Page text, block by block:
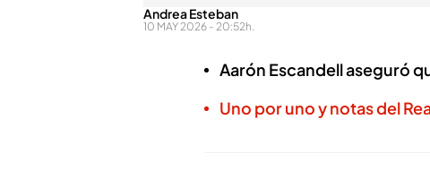
Andrea Esteban
10 MAY 2026 - 20:52h.
Aarón Escandell aseguró
Uno por uno y notas del